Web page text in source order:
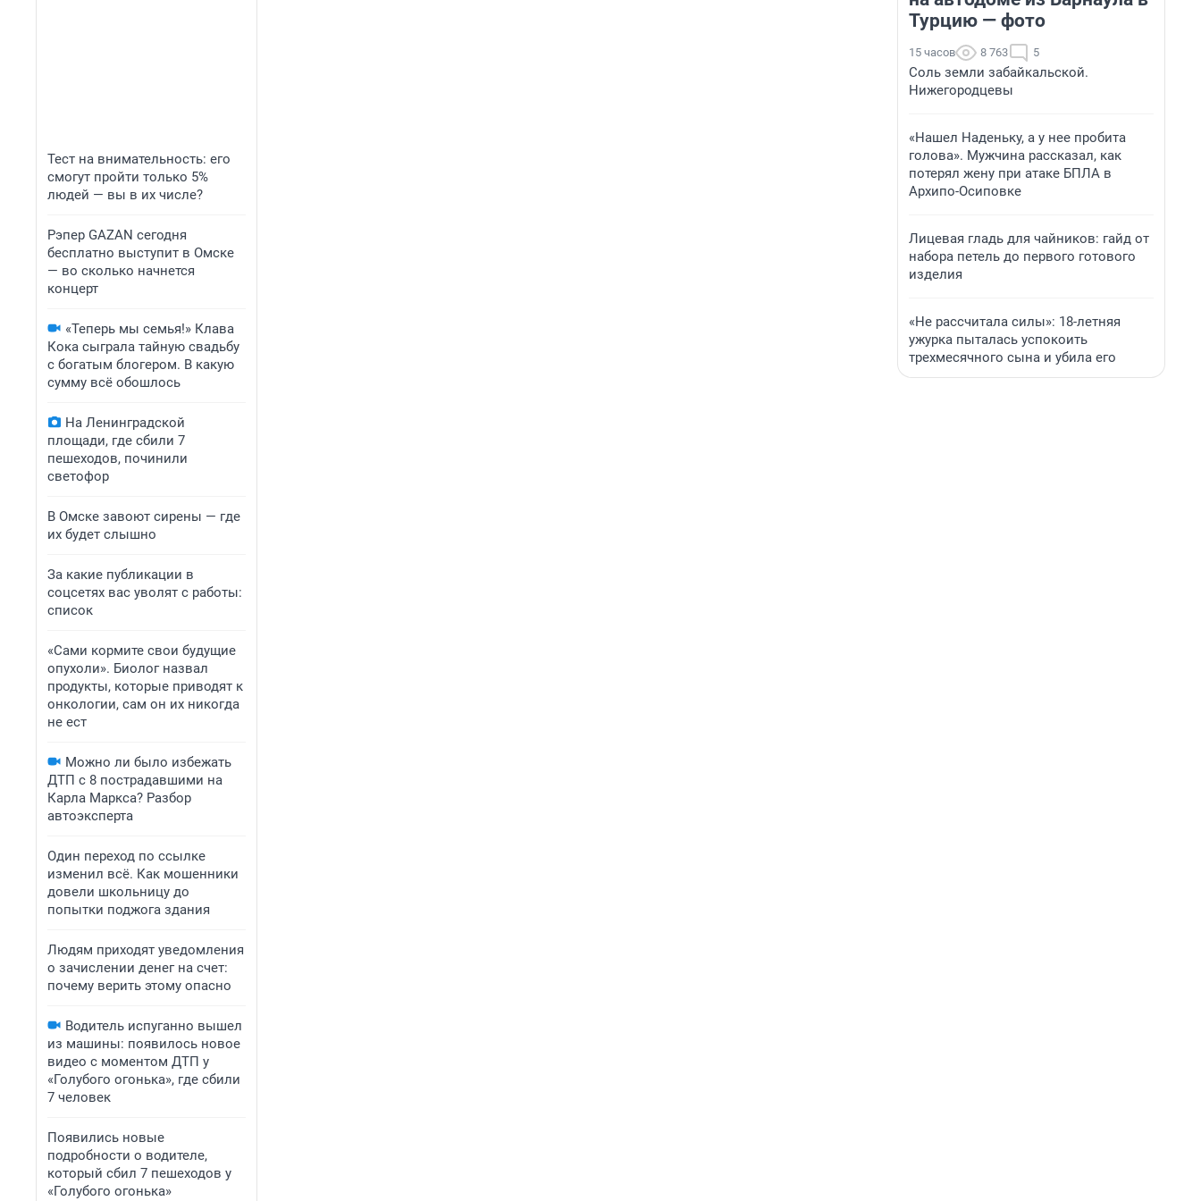
Тест на внимательность: его
смогут пройти только 5%
людей — вы в их числе?
Рэпер GAZAN сегодня
бесплатно выступит в Омске
— во сколько начнется
концерт
«Теперь мы семья!» Клава
Кока сыграла тайную свадьбу
с богатым блогером. В какую
сумму всё обошлось
На Ленинградской
площади, где сбили 7
пешеходов, починили
светофор
В Омске завоют сирены — где
их будет слышно
За какие публикации в
соцсетях вас уволят с работы:
список
«Сами кормите свои будущие
опухоли». Биолог назвал
продукты, которые приводят к
онкологии, сам он их никогда
не ест
Можно ли было избежать
ДТП с 8 пострадавшими на
Карла Маркса? Разбор
автоэксперта
Один переход по ссылке
изменил всё. Как мошенники
довели школьницу до
попытки поджога здания
Людям приходят уведомления
о зачислении денег на счет:
почему верить этому опасно
Водитель испуганно вышел
из машины: появилось новое
видео с моментом ДТП у
«Голубого огонька», где сбили
7 человек
Появились новые
подробности о водителе,
который сбил 7 пешеходов у
«Голубого огонька»
Турцию — фото
15 часов 8 763 5
Соль земли забайкальской.
Нижегородцевы
«Нашел Наденьку, а у нее пробита
голова». Мужчина рассказал, как
потерял жену при атаке БПЛА в
Архипо-Осиповке
Лицевая гладь для чайников: гайд от
набора петель до первого готового
изделия
«Не рассчитала силы»: 18-летняя
ужурка пыталась успокоить
трехмесячного сына и убила его